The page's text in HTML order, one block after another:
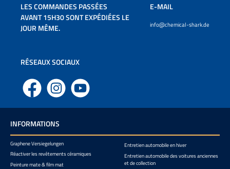
LES COMMANDES PASSÉES
AVANT 15H30 SONT EXPÉDIÉES LE
JOUR MÊME.
E-MAIL
info@chemical-shark.de
RÉSEAUX SOCIAUX
Facebook Instagram YouTube
INFORMATIONS
Graphene Versiegelungen
Réactiver les revêtements céramiques
Peinture mate & film mat
Entretien automobile en hiver
Entretien automobile des voitures anciennes
et de collection